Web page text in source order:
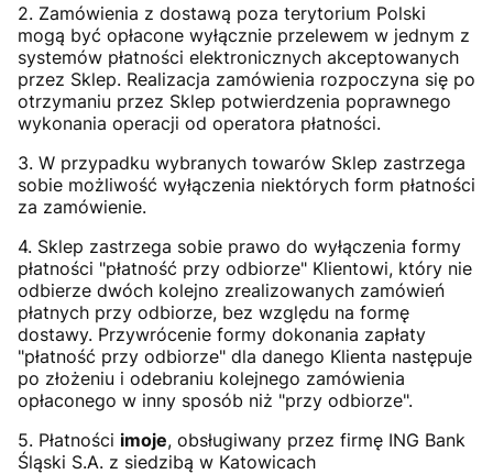
2. Zamówienia z dostawą poza terytorium Polski
mogą być opłacone wyłącznie przelewem w jednym z
systemów płatności elektronicznych akceptowanych
przez Sklep. Realizacja zamówienia rozpoczyna się po
otrzymaniu przez Sklep potwierdzenia poprawnego
wykonania operacji od operatora płatności.
3. W przypadku wybranych towarów Sklep zastrzega
sobie możliwość wyłączenia niektórych form płatności
za zamówienie.
4. Sklep zastrzega sobie prawo do wyłączenia formy
płatności "płatność przy odbiorze" Klientowi, który nie
odbierze dwóch kolejno zrealizowanych zamówień
płatnych przy odbiorze, bez względu na formę
dostawy. Przywrócenie formy dokonania zapłaty
"płatność przy odbiorze" dla danego Klienta następuje
po złożeniu i odebraniu kolejnego zamówienia
opłaconego w inny sposób niż "przy odbiorze".
5. Płatności imoje, obsługiwany przez firmę ING Bank
Śląski S.A. z siedzibą w Katowicach